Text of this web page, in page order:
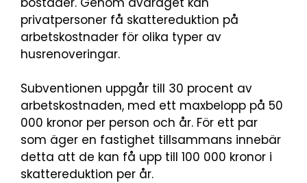
privatpersoner få skattereduktion på
arbetskostnader för olika typer av
husrenoveringar.
Subventionen uppgår till 30 procent av
arbetskostnaden, med ett maxbelopp på 50
000 kronor per person och år. För ett par
som äger en fastighet tillsammans innebär
detta att de kan få upp till 100 000 kronor i
skattereduktion per år.